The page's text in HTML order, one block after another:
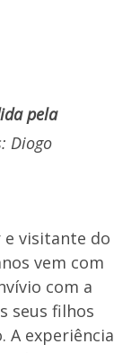
pela
Diogo
e visitante do
vem com
com a
seus filhos
A experiência